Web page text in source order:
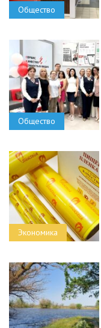
Общество
Общество
Экономика